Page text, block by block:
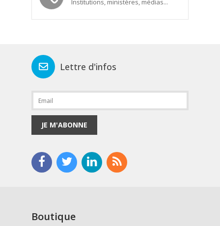
Institutions, ministères, médias...
Lettre d'infos
JE M'ABONNE
Boutique